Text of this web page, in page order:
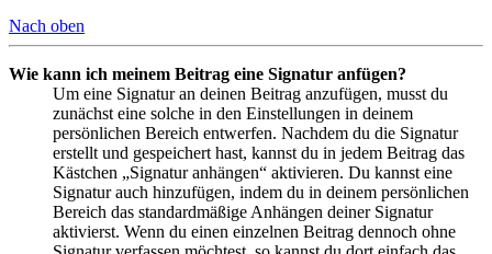
Nach oben
Wie kann ich meinem Beitrag eine Signatur anfügen?
Um eine Signatur an deinen Beitrag anzufügen, musst du
zunächst eine solche in den Einstellungen in deinem
persönlichen Bereich entwerfen. Nachdem du die Signatur
erstellt und gespeichert hast, kannst du in jedem Beitrag das
Kästchen „Signatur anhängen“ aktivieren. Du kannst eine
Signatur auch hinzufügen, indem du in deinem persönlichen
Bereich das standardmäßige Anhängen deiner Signatur
aktivierst. Wenn du einen einzelnen Beitrag dennoch ohne